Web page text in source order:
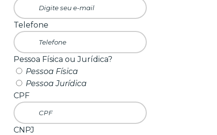
Telefone
Pessoa Física ou Jurídica?
Pessoa Física
Pessoa Jurídica
CPF
CNPJ